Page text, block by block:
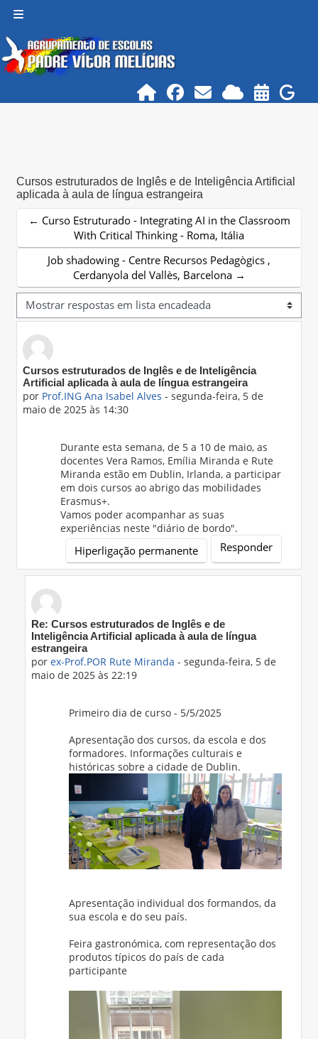
Cursos estruturados de Inglês e de Inteligência Artificial
aplicada à aula de língua estrangeira
← Curso Estruturado - Integrating AI in the Classroom
With Critical Thinking - Roma, Itália
Job shadowing - Centre Recursos Pedagògics ,
Cerdanyola del Vallès, Barcelona →
Modo de visualização
Cursos estruturados de Inglês e de Inteligência
Artificial aplicada à aula de língua estrangeira
por Prof.ING Ana Isabel Alves - segunda-feira, 5 de
maio de 2025 às 14:30
Número de respostas: 5
Durante esta semana, de 5 a 10 de maio, as
docentes Vera Ramos, Emília Miranda e Rute
Miranda estão em Dublin, Irlanda, a participar
em dois cursos ao abrigo das mobilidades
Erasmus+.
Vamos poder acompanhar as suas
experiências neste "diário de bordo".
Hiperligação permanente Responder
Em resposta a 'Prof.ING Ana Isabel Alves'
Re: Cursos estruturados de Inglês e de
Inteligência Artificial aplicada à aula de língua
estrangeira
porex-Prof.POR Rute Miranda -segunda-feira, 5 de
maio de 2025 às 22:19
Primeiro dia de curso - 5/5/2025
Apresentação dos cursos, da escola e dos
formadores. Informações culturais e
históricas sobre a cidade de Dublin.
Apresentação individual dos formandos, da
sua escola e do seu país.
Feira gastronómica, com representação dos
produtos típicos do país de cada
participante